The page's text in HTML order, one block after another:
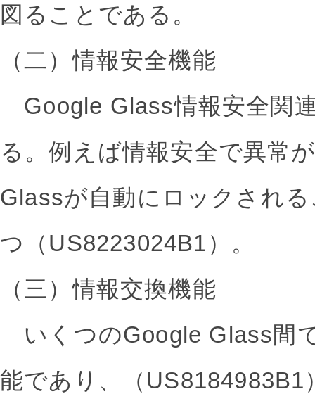
図ることである。
（二）情報安全機能
Google Glass情報安全関
る。例えば情報安全で異常
Glassが自動にロックされ
つ（US8223024B1）。
（三）情報交換機能
いくつのGoogle Glass間
能であり、（